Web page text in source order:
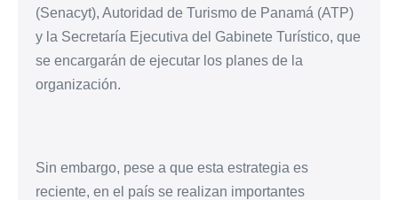
(Senacyt), Autoridad de Turismo de Panamá (ATP)
y la Secretaría Ejecutiva del Gabinete Turístico, que
se encargarán de ejecutar los planes de la
organización.
Sin embargo, pese a que esta estrategia es
reciente, en el país se realizan importantes